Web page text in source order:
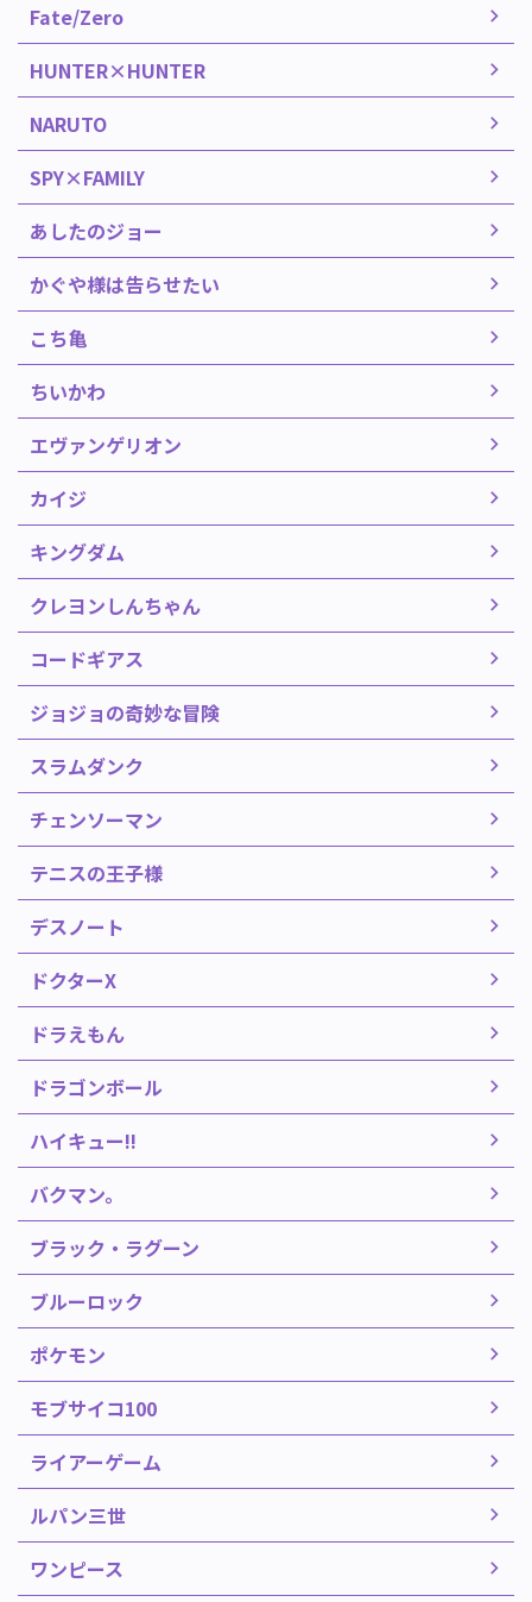
Fate/Zero
HUNTER×HUNTER
NARUTO
SPY×FAMILY
あしたのジョー
かぐや様は告らせたい
こち亀
ちいかわ
エヴァンゲリオン
カイジ
キングダム
クレヨンしんちゃん
コードギアス
ジョジョの奇妙な冒険
スラムダンク
チェンソーマン
テニスの王子様
デスノート
ドクターX
ドラえもん
ドラゴンボール
ハイキュー!!
バクマン。
ブラック・ラグーン
ブルーロック
ポケモン
モブサイコ100
ライアーゲーム
ルパン三世
ワンピース